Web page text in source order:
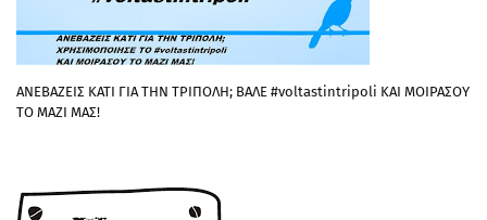
ΑΝΕΒΑΖΕΙΣ ΚΑΤΙ ΓΙΑ ΤΗΝ ΤΡΙΠΟΛΗ; ΒΑΛΕ #voltastintripoli ΚΑΙ ΜΟΙΡΑΣΟΥ
ΤΟ ΜΑΖΙ ΜΑΣ!